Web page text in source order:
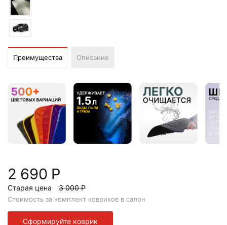
Преимущества Описание
2 690 Р
Старая цена 3 000 Р
Стоимость за комплект ковриков в салон
Сформируйте коврик